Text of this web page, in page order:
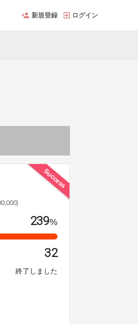
新規登録 ログイン
Success
239%
32
終了しました